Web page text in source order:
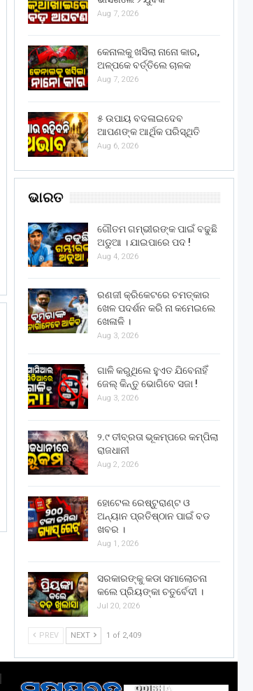
Aug 7, 2026
କେନାଲକୁ ଖସିଲା ନାନୋ କାର,
ଅଳ୍ପକେ ବର୍ତ୍ତିଲେ ଚାଳକ
Aug 7, 2026
୫ ଉପାୟ ବଦଳାଇଦେବ
ଆପଣଙ୍କ ଆର୍ଥିକ ପରିସ୍ଥିତି
Aug 6, 2026
ଭାରତ
ଗୌତମ ଗମ୍ଭୀରଙ୍କ ପାଇଁ ବଢୁଛି
ଅଡୁଆ । ଯାଇପାରେ ପଦ !
Aug 4, 2026
ରଣଜୀ କ୍ରିକେଟରେ ଚମତ୍କାର
ଖେଳ ପଦର୍ଶନ କରି ନା କମେଇଲେ
ଖେଳାଳି ।
Aug 3, 2026
ଗାଳି କରୁଥିଲେ ହୁଏତ ଯିବେନାହିଁ
ଜେଲ୍ କିନ୍ତୁ ଭୋଗିବେ ସଜା !
Aug 3, 2026
୨.୯ ତୀବ୍ରତା ଭୂକମ୍ପରେ କମ୍ପିଲା
ରାଜଧାନୀ
Aug 2, 2026
ହୋଟେଲ ରେଷ୍ଟୁରାଣ୍ଟ ଓ
ଅନ୍ୟାନ ପ୍ରତିଷ୍ଠାନ ପାଇଁ ବଡ
ଖବର ।
Aug 1, 2026
ସରକାରଙ୍କୁ କଡା ସମାଲୋଚନା
କଲେ ପ୍ରିୟଙ୍କା ଚତୁର୍ବେଦୀ ।
Jul 20, 2026
PREV NEXT 1 of 2,409